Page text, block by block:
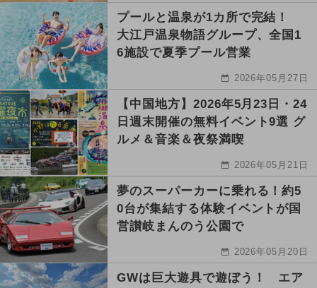
プールと温泉が1カ所で完結！
大江戸温泉物語グループ、全国1
6施設で夏季プール営業
2026年05月27日
【中国地方】2026年5月23日・24
日週末開催の無料イベント9選 グ
ルメ＆音楽＆夜祭満喫
2026年05月21日
夢のスーパーカーに乗れる！約5
0台が集結する体験イベントが国
営讃岐まんのう公園で
2026年05月20日
GWは巨大遊具で遊ぼう！ エア